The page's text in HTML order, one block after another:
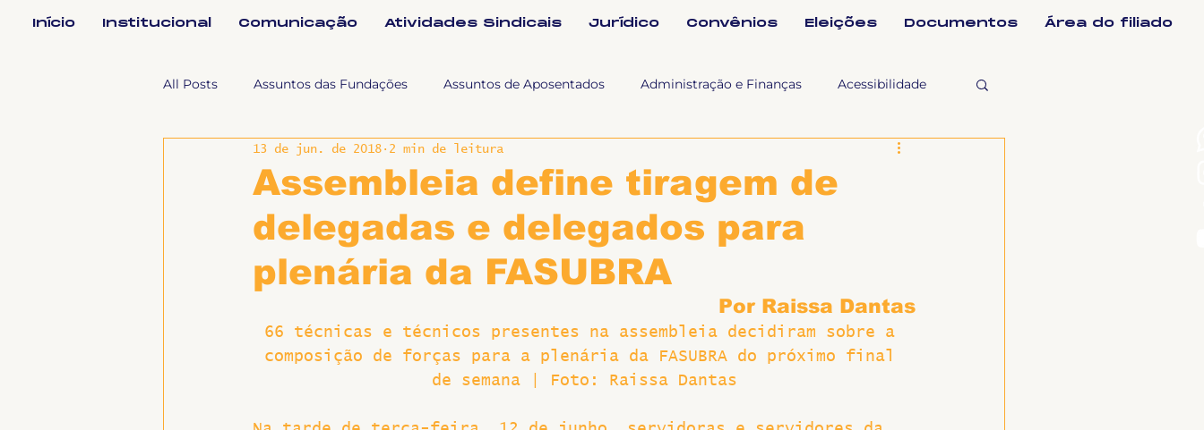
Início Institucional Comunicação Atividades Sindicais Jurídico Convênios Eleições Documentos Área do filiado
All Posts Assuntos das Fundações Assuntos de Aposentados Administração e Finanças Acessibilidade
Assuntos Jurídicos e Relação de Tra Fala SINTET-UFU
Coordenações Efetivos Documentos Formação e Relações Sindicais Mundo
Politicas Socias Antirracismo Suplentes
Slider Sintet News Suplentes
Assembleia define tiragem de
delegadas e delegados para
plenária da FASUBRA
13 de jun. de 2018 2 min de leitura
Por Raissa Dantas
66 técnicas e técnicos presentes na assembleia decidiram sobre a
composição de forças para a plenária da FASUBRA do próximo final
de semana | Foto: Raissa Dantas